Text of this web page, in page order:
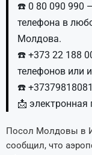
☎️ 0 80 090 990
телефона в
Молдова.
☎️ +373 22 188
телефонов или
☎️
📩 электронная
Посол Молдовы в
сообщил, что